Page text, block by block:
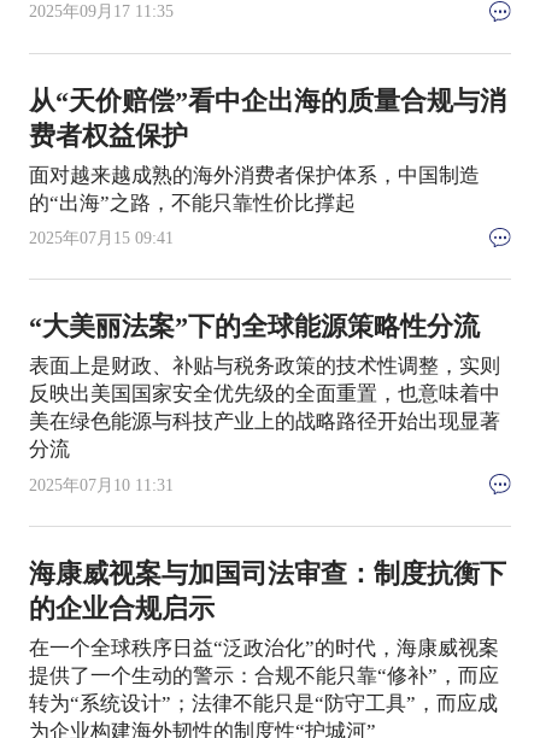
2025年09月17 11:35
从“天价赔偿”看中企出海的质量合规与消
费者权益保护
面对越来越成熟的海外消费者保护体系，中国制造
的“出海”之路，不能只靠性价比撑起
2025年07月15 09:41
“大美丽法案”下的全球能源策略性分流
表面上是财政、补贴与税务政策的技术性调整，实则
反映出美国国家安全优先级的全面重置，也意味着中
美在绿色能源与科技产业上的战略路径开始出现显著
分流
2025年07月10 11:31
海康威视案与加国司法审查：制度抗衡下
的企业合规启示
在一个全球秩序日益“泛政治化”的时代，海康威视案
提供了一个生动的警示：合规不能只靠“修补”，而应
转为“系统设计”；法律不能只是“防守工具”，而应成
为企业构建海外韧性的制度性“护城河”